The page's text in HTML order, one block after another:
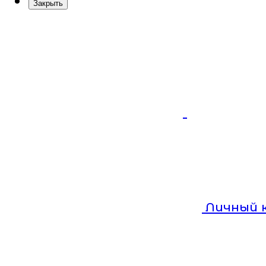
Закрыть
Личный